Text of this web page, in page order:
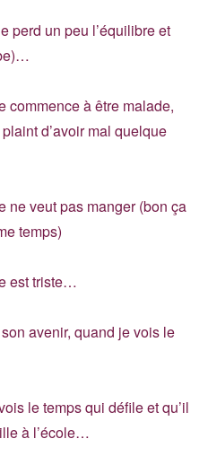
perd un peu l’équilibre et
commence à être malade,
d’avoir mal quelque
ne veut pas manger (bon ça
temps)
est triste…
avenir, quand je vois le
le temps qui défile et qu’il
à l’école…